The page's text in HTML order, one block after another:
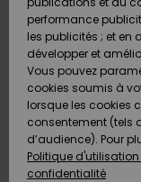
A
OUTLET
AIDE &
CONTACT
MAGASINS
performance
les publicités ; et en
développer et
Vous pouvez
cookies soumis à
lorsque les cookies
consentement (tels
d’audience). Pour
Politique
confidentialité